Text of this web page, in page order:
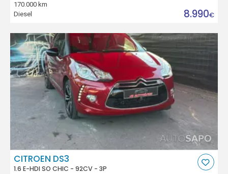
170.000 km
Diesel
8.990€
CITROEN DS3
1.6 E-HDI SO CHIC - 92CV - 3P